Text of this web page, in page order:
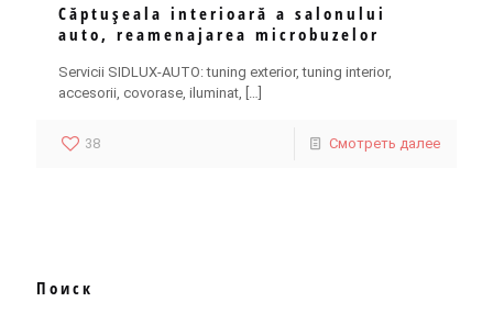
Căptuşeala interioară a salonului
auto, reamenajarea microbuzelor
Servicii SIDLUX-AUTO: tuning exterior, tuning interior,
accesorii, covorase, iluminat, […]
38 Смотреть далее
Поиск